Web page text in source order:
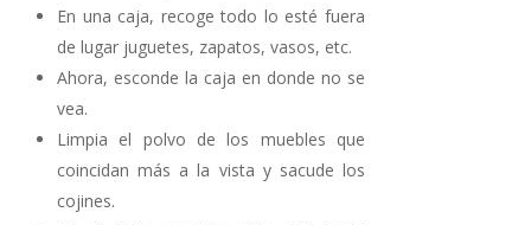
En una caja, recoge todo lo esté fuera
de lugar juguetes, zapatos, vasos, etc.
Ahora, esconde la caja en donde no se
vea.
Limpia el polvo de los muebles que
coincidan más a la vista y sacude los
cojines.